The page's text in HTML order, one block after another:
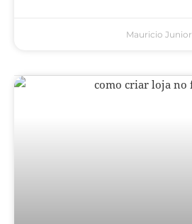
Mauricio Junior